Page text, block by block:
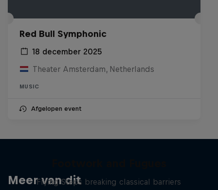
Red Bull Symphonic
18 december 2025
Theater Amsterdam, Netherlands
MUSIC
Afgelopen event
Meer van dit
Flying Steps breaking classical barriers